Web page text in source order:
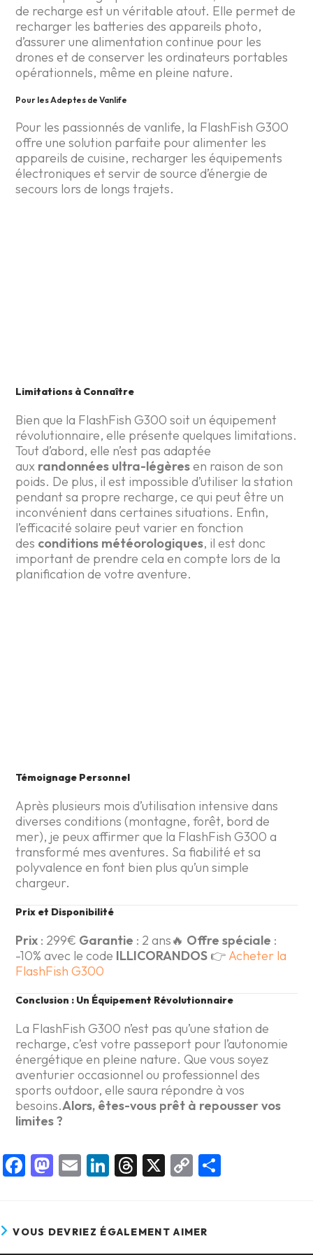
de recharge est un véritable atout. Elle permet de
recharger les batteries des appareils photo,
d’assurer une alimentation continue pour les
drones et de conserver les ordinateurs portables
opérationnels, même en pleine nature.
Pour les Adeptes de Vanlife
Pour les passionnés de vanlife, la FlashFish G300
offre une solution parfaite pour alimenter les
appareils de cuisine, recharger les équipements
électroniques et servir de source d’énergie de
secours lors de longs trajets.
Limitations à Connaître
Bien que la FlashFish G300 soit un équipement
révolutionnaire, elle présente quelques limitations.
Tout d’abord, elle n’est pas adaptée
aux randonnées ultra-légèresen raison de son
poids. De plus, il est impossible d’utiliser la station
pendant sa propre recharge, ce qui peut être un
inconvénient dans certaines situations. Enfin,
l’efficacité solaire peut varier en fonction
des conditions météorologiques, il est donc
important de prendre cela en compte lors de la
planification de votre aventure.
Témoignage Personnel
Après plusieurs mois d’utilisation intensive dans
diverses conditions (montagne, forêt, bord de
mer), je peux affirmer que la FlashFish G300 a
transformé mes aventures. Sa fiabilité et sa
polyvalence en font bien plus qu’un simple
chargeur.
Prix et Disponibilité
Prix : 299€ Garantie : 2 ans🔥 Offre spéciale :
-10% avec le code ILLICORANDOS 👉 Acheter la
FlashFish G300
Conclusion : Un Équipement Révolutionnaire
La FlashFish G300 n’est pas qu’une station de
recharge, c’est votre passeport pour l’autonomie
énergétique en pleine nature. Que vous soyez
aventurier occasionnel ou professionnel des
sports outdoor, elle saura répondre à vos
besoins.Alors, êtes-vous prêt à repousser vos
limites ?
F
b
M
o
E
l
Li
dI
T
a
X
C
y
VOUS DEVRIEZ ÉGALEMENT AIMER